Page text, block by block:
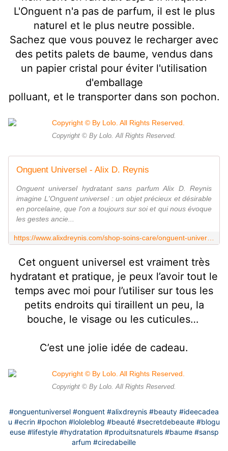
L'Onguent n'a pas de parfum, il est le plus
naturel et le plus neutre possible.
Sachez que vous pouvez le recharger avec
des petits palets de baume, vendus dans
un papier cristal pour éviter l'utilisation
d'emballage
polluant, et le transporter dans son pochon.
Copyright © By Lolo. All Rights Reserved.
Onguent Universel - Alix D. Reynis
Onguent universel hydratant sans parfum Alix D. Reynis
imagine L'Onguent universel : un objet précieux et désirable
en porcelaine, que l'on a toujours sur soi et qui nous évoque
les gestes ancie...
Cet onguent universel est vraiment très
hydratant et pratique, je peux l’avoir tout le
temps avec moi pour l’utiliser sur tous les
petits endroits qui tiraillent un peu, la
bouche, le visage ou les cuticules…
C’est une jolie idée de cadeau.
Copyright © By Lolo. All Rights Reserved.
#onguentuniversel #onguent #alixdreynis #beauty #ideecadea
u #ecrin #pochon #lololeblog #beauté #secretdebeaute #blogu
euse #lifestyle #hydratation #produitsnaturels #baume #sansp
arfum #ciredabeille